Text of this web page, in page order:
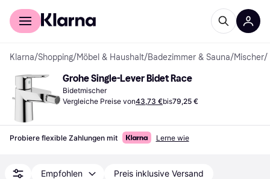
Für Shopper
Klarna/Shopping/Möbel & Haushalt/Badezimmer & Sauna/Mischer/
Grohe Single-Lever Bidet Race
Bidetmischer
Vergleiche Preise von43,73 €bis79,25 €
Probiere flexible Zahlungen mit Lerne wie
Empfohlen Preis inklusive Versand